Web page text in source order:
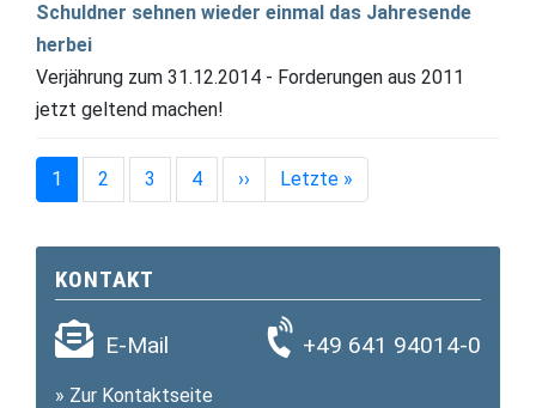
Schuldner sehnen wieder einmal das Jahresende
herbei
Verjährung zum 31.12.2014 - Forderungen aus 2011
jetzt geltend machen!
Seitennummerierung
1 2 3 4 ›› Nächste Seite
Letzte »
KONTAKT
E-Mail +49 641 94014-0
» Zur Kontaktseite